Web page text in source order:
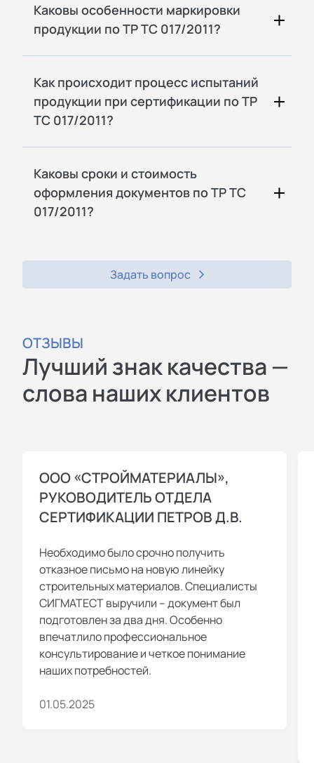
Каковы особенности маркировки
продукции по ТР ТС 017/2011?
Как происходит процесс испытаний
продукции при сертификации по ТР
ТС 017/2011?
Каковы сроки и стоимость
оформления документов по ТР ТС
017/2011?
Задать вопрос
ОТЗЫВЫ
Лучший знак качества —
слова наших клиентов
ООО «СТРОЙМАТЕРИАЛЫ»,
РУКОВОДИТЕЛЬ ОТДЕЛА
СЕРТИФИКАЦИИ ПЕТРОВ Д.В.
Необходимо было срочно получить
отказное письмо на новую линейку
строительных материалов. Специалисты
СИГМАТЕСТ выручили – документ был
подготовлен за два дня. Особенно
впечатлило профессиональное
консультирование и четкое понимание
наших потребностей.
01.05.2025